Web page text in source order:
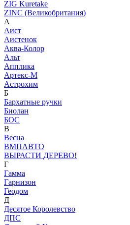
ZIG Kuretake
ZINC (Великобритания)
А
Аист
Аистенок
Аква-Колор
Альт
Апплика
Артекс-М
Астрохим
Б
Бархатные ручки
Биолан
БОС
В
Весна
ВМПАВТО
ВЫРАСТИ ДЕРЕВО!
Г
Гамма
Гарнизон
Геодом
Д
Десятое Королевство
ДПС